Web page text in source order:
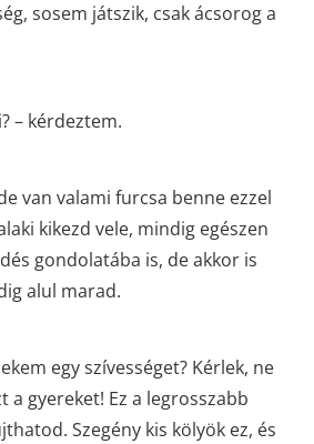
sosem játszik, csak ácsorog a
– kérdeztem.
van valami furcsa benne ezzel
kikezd vele, mindig egészen
gondolatába is, de akkor is
alul marad.
egy szívességet? Kérlek, ne
a gyereket! Ez a legrosszabb
Szegény kis kölyök ez, és